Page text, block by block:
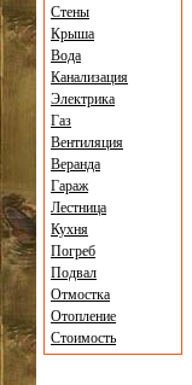
Стены
Крыша
Вода
Канализация
Электрика
Газ
Вентиляция
Веранда
Гараж
Лестница
Кухня
Погреб
Подвал
Отмостка
Отопление
Стоимость